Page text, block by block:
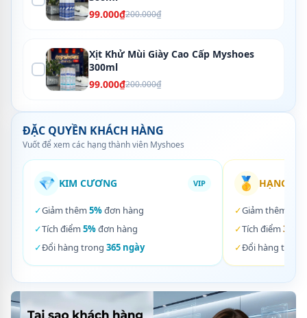
99.000₫200.000₫
Xịt Khử Mùi Giày Cao Cấp Myshoes
300ml
99.000₫200.000₫
ĐẶC QUYỀN KHÁCH HÀNG
Vuốt để xem các hạng thành viên Myshoes
💎 KIM CƯƠNG VIP
✓Giảm thêm 5%đơn hàng
✓Tích điểm 5%đơn hàng
✓Đổi hàng trong 365 ngày
🥇 HẠNG
✓Giảm thêm
✓Tích điểm 3%
✓Đổi hàng trong